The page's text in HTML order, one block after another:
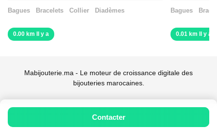
Contacter
Bagues Bracelets Collier Diadèmes
0.00 km Il y a
Bagues
0.01 km Il y a
Mabijouterie.ma - Le moteur de croissance digitale des
bijouteries marocaines.